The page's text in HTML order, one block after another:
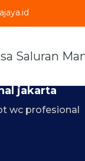
jakarta
wc profesional